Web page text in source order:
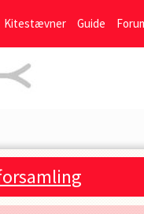
Kitestævner Guide